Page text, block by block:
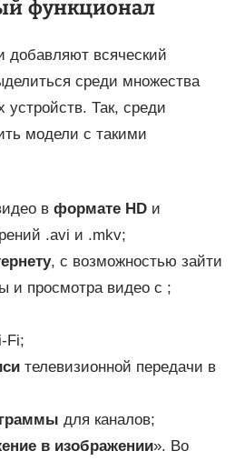
функционал
добавляют всяческий
среди множества
Так, среди
модели с такими
в формате HDи
.avi и .mkv;
, с возможностью зайти
и просмотра видео с ;
Fi;
телевизионной передачи в
для каналов;
в изображении». Во